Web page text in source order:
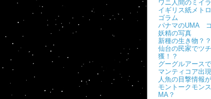
ワニ人間のミイラ
イギリス紙メト
ゴラム
パナマのUMA
妖精の写真
新種の生き物？？
仙台の民家でツ
獲！？
グーグルアース
マンティコア出
人魚の目撃情報
モントークモン
MA？